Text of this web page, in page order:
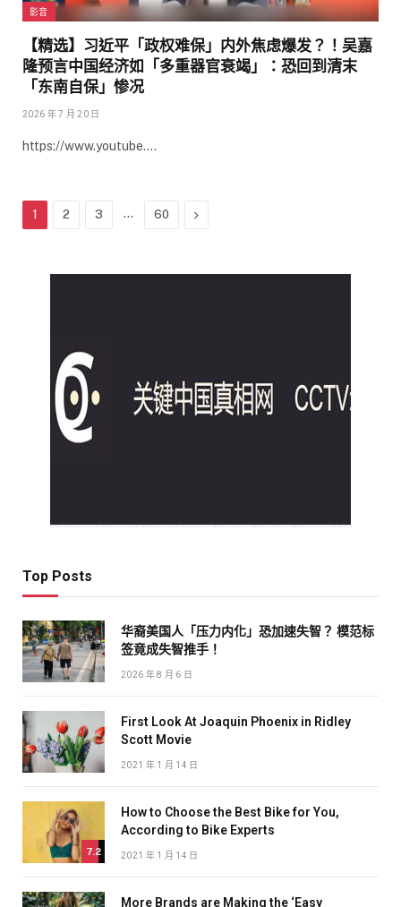
影音
【精选】习近平「政权难保」内外焦虑爆发？！吴嘉
隆预言中国经济如「多重器官衰竭」：恐回到清末
「东南自保」惨况
2026 年 7 月 20 日
https://www.youtube.…
1 2 3 ... 60 Next
Top Posts
华裔美国人「压力内化」恐加速失智？ 模范标
签竟成失智推手！
2026 年 8 月 6 日
First Look At Joaquin Phoenix in Ridley
Scott Movie
2021 年 1 月 14 日
7.2
How to Choose the Best Bike for You,
According to Bike Experts
2021 年 1 月 14 日
More Brands are Making the ‘Easy